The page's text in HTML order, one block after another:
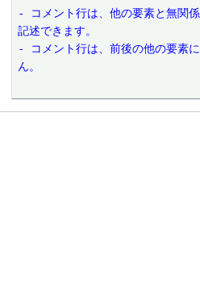
- コメント行は、他の要素と無関
記述できます。
- コメント行は、前後の他の要素
ん。